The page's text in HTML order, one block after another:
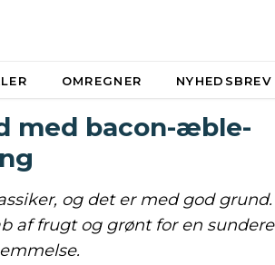
OMREGNER NYHEDSBREV
med bacon-æble-
og det er med god grund.
af frugt og grønt for en sundere